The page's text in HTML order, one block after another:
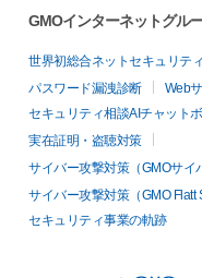
GMOインターネットグル
世界初総合ネットセキュリテ
パスワード漏洩診断
Web
セキュリティ相談AIチャット
実在証明・盗聴対策
サイバー攻撃対策（GMOサイ
サイバー攻撃対策（GMO Flatt
セキュリティ事業の軌跡